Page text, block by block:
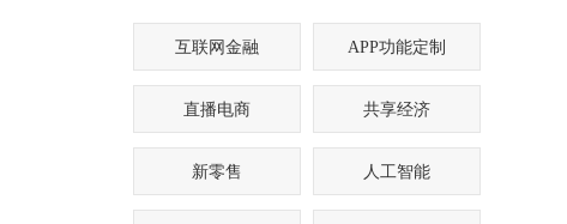
司时，常常陷入“选择
互联网金融 APP功能定制
直播电商 共享经济
新零售 人工智能